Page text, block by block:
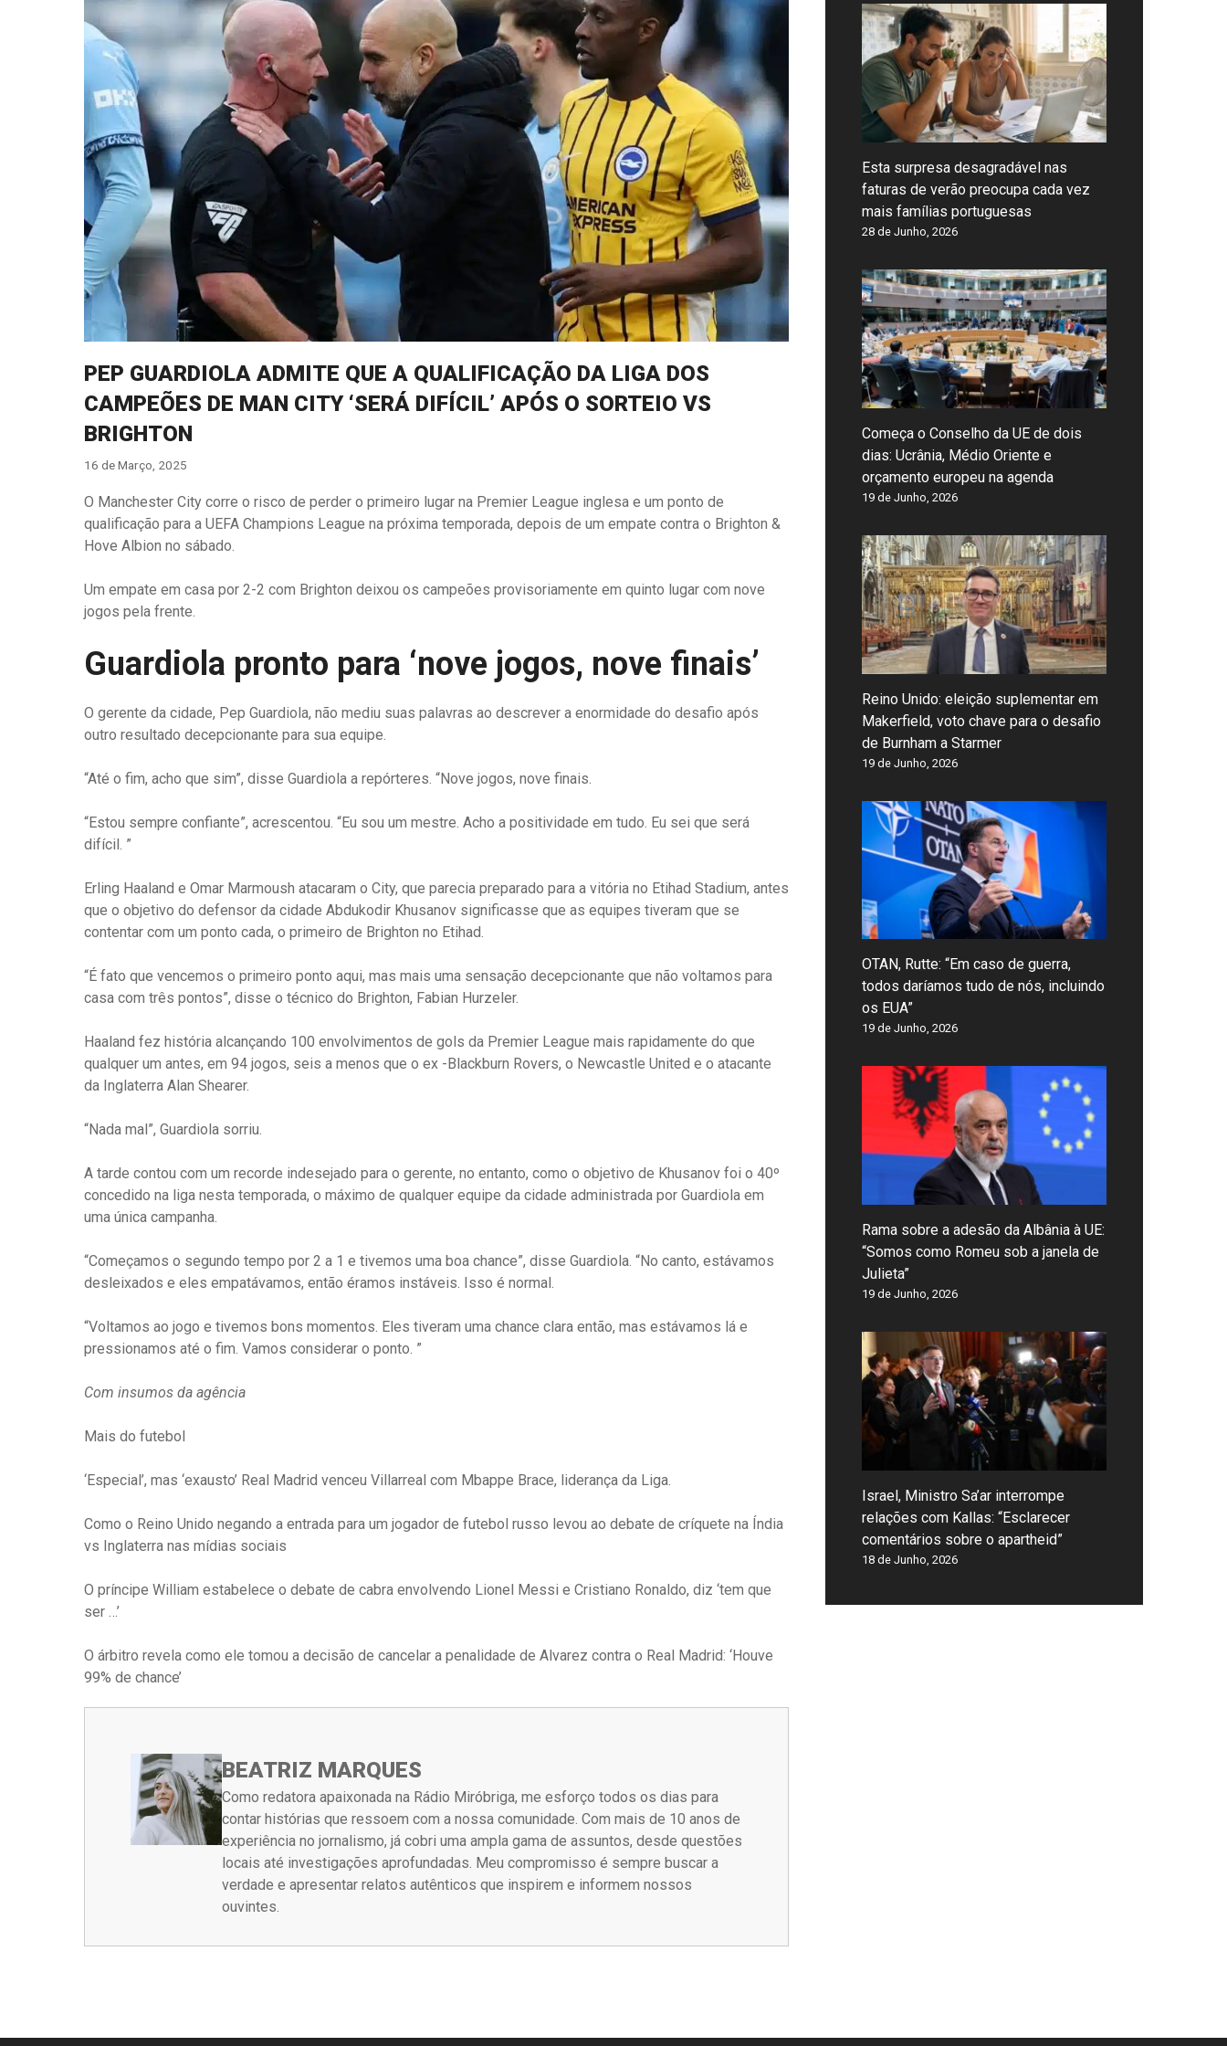
PEP GUARDIOLA ADMITE QUE A QUALIFICAÇÃO DA LIGA DOS
CAMPEÕES DE MAN CITY ‘SERÁ DIFÍCIL’ APÓS O SORTEIO VS
BRIGHTON
16 de Março, 2025
O Manchester City corre o risco de perder o primeiro lugar na Premier League inglesa e um ponto de
qualificação para a UEFA Champions League na próxima temporada, depois de um empate contra o Brighton &
Hove Albion no sábado.
Um empate em casa por 2-2 com Brighton deixou os campeões provisoriamente em quinto lugar com nove
jogos pela frente.
Guardiola pronto para ‘nove jogos, nove finais’
O gerente da cidade, Pep Guardiola, não mediu suas palavras ao descrever a enormidade do desafio após
outro resultado decepcionante para sua equipe.
“Até o fim, acho que sim”, disse Guardiola a repórteres. “Nove jogos, nove finais.
“Estou sempre confiante”, acrescentou. “Eu sou um mestre. Acho a positividade em tudo. Eu sei que será
difícil. ”
Erling Haaland e Omar Marmoush atacaram o City, que parecia preparado para a vitória no Etihad Stadium, antes
que o objetivo do defensor da cidade Abdukodir Khusanov significasse que as equipes tiveram que se
contentar com um ponto cada, o primeiro de Brighton no Etihad.
“É fato que vencemos o primeiro ponto aqui, mas mais uma sensação decepcionante que não voltamos para
casa com três pontos”, disse o técnico do Brighton, Fabian Hurzeler.
Haaland fez história alcançando 100 envolvimentos de gols da Premier League mais rapidamente do que
qualquer um antes, em 94 jogos, seis a menos que o ex -Blackburn Rovers, o Newcastle United e o atacante
da Inglaterra Alan Shearer.
“Nada mal”, Guardiola sorriu.
A tarde contou com um recorde indesejado para o gerente, no entanto, como o objetivo de Khusanov foi o 40º
concedido na liga nesta temporada, o máximo de qualquer equipe da cidade administrada por Guardiola em
uma única campanha.
“Começamos o segundo tempo por 2 a 1 e tivemos uma boa chance”, disse Guardiola. “No canto, estávamos
desleixados e eles empatávamos, então éramos instáveis. Isso é normal.
“Voltamos ao jogo e tivemos bons momentos. Eles tiveram uma chance clara então, mas estávamos lá e
pressionamos até o fim. Vamos considerar o ponto. ”
Com insumos da agência
Mais do futebol
‘Especial’, mas ‘exausto’ Real Madrid venceu Villarreal com Mbappe Brace, liderança da Liga.
Como o Reino Unido negando a entrada para um jogador de futebol russo levou ao debate de críquete na Índia
vs Inglaterra nas mídias sociais
O príncipe William estabelece o debate de cabra envolvendo Lionel Messi e Cristiano Ronaldo, diz ‘tem que
ser …’
O árbitro revela como ele tomou a decisão de cancelar a penalidade de Alvarez contra o Real Madrid: ‘Houve
99% de chance’
BEATRIZ MARQUES
Como redatora apaixonada na Rádio Miróbriga, me esforço todos os dias para
contar histórias que ressoem com a nossa comunidade. Com mais de 10 anos de
experiência no jornalismo, já cobri uma ampla gama de assuntos, desde questões
locais até investigações aprofundadas. Meu compromisso é sempre buscar a
verdade e apresentar relatos autênticos que inspirem e informem nossos
ouvintes.
Esta surpresa desagradável nas
faturas de verão preocupa cada vez
mais famílias portuguesas
28 de Junho, 2026
Começa o Conselho da UE de dois
dias: Ucrânia, Médio Oriente e
orçamento europeu na agenda
19 de Junho, 2026
Reino Unido: eleição suplementar em
Makerfield, voto chave para o desafio
de Burnham a Starmer
19 de Junho, 2026
OTAN, Rutte: “Em caso de guerra,
todos daríamos tudo de nós, incluindo
os EUA”
19 de Junho, 2026
Rama sobre a adesão da Albânia à UE:
“Somos como Romeu sob a janela de
Julieta”
19 de Junho, 2026
Israel, Ministro Sa’ar interrompe
relações com Kallas: “Esclarecer
comentários sobre o apartheid”
18 de Junho, 2026